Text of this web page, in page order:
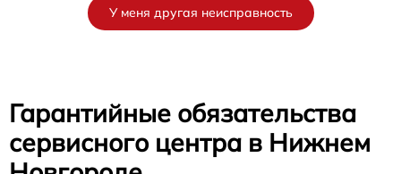
У меня другая неисправность
Гарантийные обязательства
сервисного центра в Нижнем